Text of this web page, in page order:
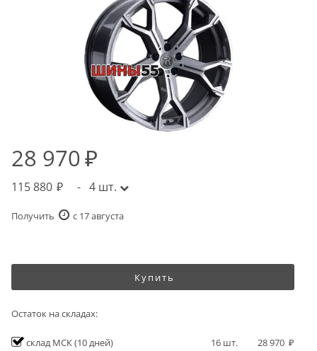
28 970
115 880 - 4 шт.
Получить c 17 августа
Купить
Остаток на складах:
склад МСК(10 дней) 16 шт. 28 970